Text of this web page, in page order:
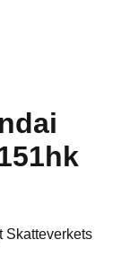
Skatteverkets